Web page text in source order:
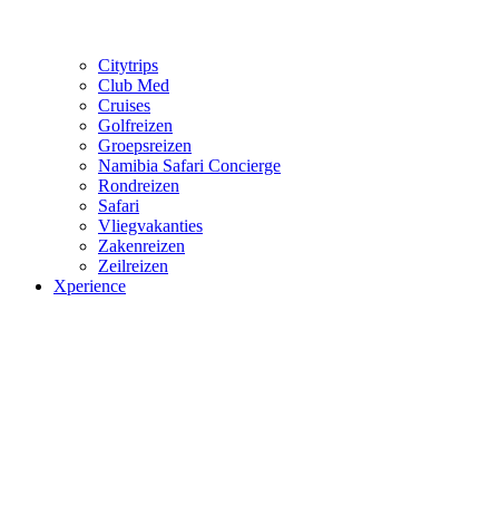
Citytrips
Club Med
Cruises
Golfreizen
Groepsreizen
Namibia Safari Concierge
Rondreizen
Safari
Vliegvakanties
Zakenreizen
Zeilreizen
Xperience